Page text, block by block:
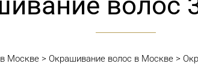
Москве > Окрашивание волос в Москве >